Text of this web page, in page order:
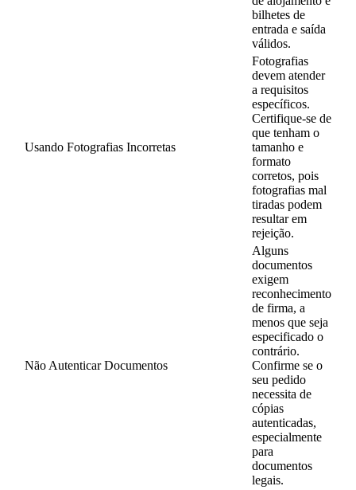
bilhetes de
entrada e saída
válidos.
Usando Fotografias Incorretas
Fotografias
devem atender
a requisitos
específicos.
Certifique-se de
que tenham o
tamanho e
formato
corretos, pois
fotografias mal
tiradas podem
resultar em
rejeição.
Não Autenticar Documentos
Alguns
documentos
exigem
reconhecimento
de firma, a
menos que seja
especificado o
contrário.
Confirme se o
seu pedido
necessita de
cópias
autenticadas,
especialmente
para
documentos
legais.